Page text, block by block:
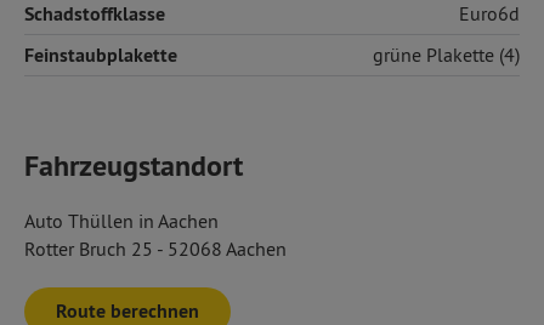
Schadstoffklasse Euro6d
Feinstaubplakette grüne Plakette (4)
Fahrzeugstandort
Auto Thüllen in Aachen
Rotter Bruch 25 - 52068 Aachen
Route berechnen